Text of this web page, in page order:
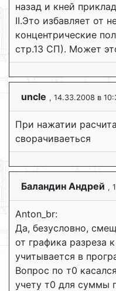
назад и кней
II.Это избавляет от
концентрические
стр.13 СП). Может
uncle , 14.33.2008 в
При нажатии
сворачиваеться
Баландин Андрей ,
Anton_br:
Да, безусловно,
от графика разреза
учитывается в
Вопрос по т0
учету т0 для суммы